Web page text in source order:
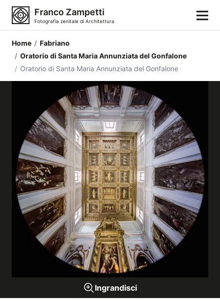
Franco Zampetti
Fotografia zenitale di Architettura
Home
Fotografie
Categorie di edifici
Luoghi
Città
Stili architettonici
Elementi architettonici
Architetti e autori
Gallerie a tema
Sequenze
Home / Fabriano
/ Oratorio di Santa Maria Annunziata del Gonfalone
/ Oratorio di Santa Maria Annunziata del Gonfalone
Ingrandisci